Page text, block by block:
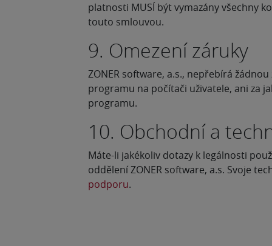
platnosti MUSÍ být vymazány všechny
touto smlouvou.
9. Omezení záruky
ZONER software, a.s., nepřebírá
programu na počítači uživatele, ani za
programu.
10. Obchodní a
Máte-li jakékoliv dotazy k legálnosti
oddělení ZONER software, a.s. Svoje
podporu.